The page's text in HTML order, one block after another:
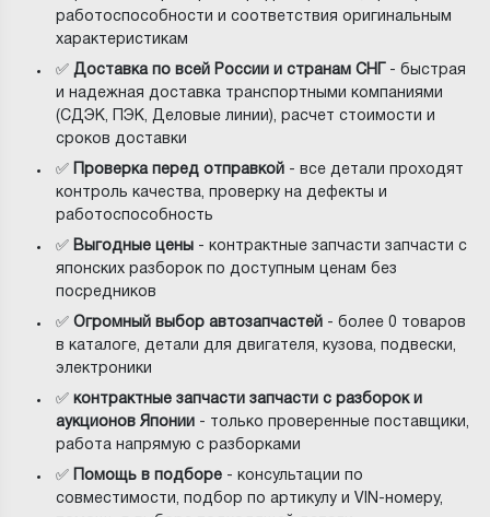
работоспособности и соответствия оригинальным
характеристикам
✅Доставка по всей России и странам СНГ
- быстрая
и надежная доставка транспортными компаниями
(СДЭК, ПЭК, Деловые линии), расчет стоимости и
сроков доставки
✅ Проверка перед отправкой - все детали проходят
контроль качества, проверку на дефекты и
работоспособность
✅ Выгодные цены - контрактные запчасти запчасти с
японских разборок по доступным ценам без
посредников
✅Огромный выбор автозапчастей - более 0 товаров
в каталоге, детали для двигателя, кузова, подвески,
электроники
✅ контрактные запчасти запчасти с разборок и
аукционов Японии - только проверенные поставщики,
работа напрямую с разборками
✅ Помощь в подборе - консультации по
совместимости, подбор по артикулу и VIN-номеру,